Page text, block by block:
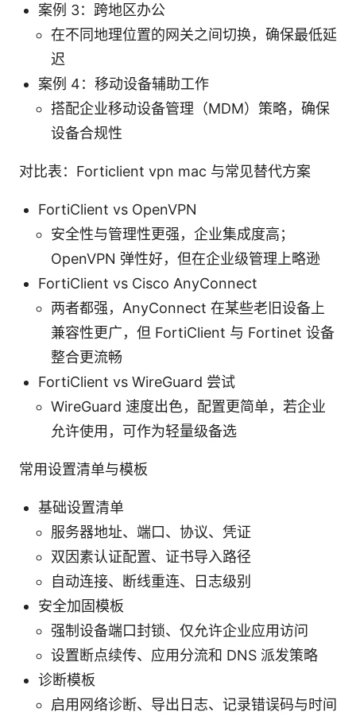
案例 3：跨地区办公
在不同地理位置的网关之间切换，确保最低延
迟
案例 4：移动设备辅助工作
搭配企业移动设备管理（MDM）策略，确保
设备合规性
对比表：Forticlient vpn mac 与常见替代方案
FortiClient vs OpenVPN
安全性与管理性更强，企业集成度高；
OpenVPN 弹性好，但在企业级管理上略逊
FortiClient vs Cisco AnyConnect
两者都强，AnyConnect 在某些老旧设备上
兼容性更广，但 FortiClient 与 Fortinet 设备
整合更流畅
FortiClient vs WireGuard 尝试
WireGuard 速度出色，配置更简单，若企业
允许使用，可作为轻量级备选
常用设置清单与模板
基础设置清单
服务器地址、端口、协议、凭证
双因素认证配置、证书导入路径
自动连接、断线重连、日志级别
安全加固模板
强制设备端口封锁、仅允许企业应用访问
设置断点续传、应用分流和 DNS 派发策略
诊断模板
启用网络诊断、导出日志、记录错误码与时间